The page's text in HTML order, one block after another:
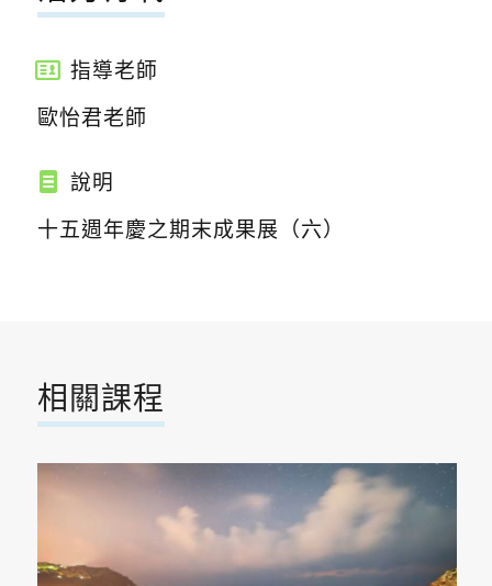
指導老師
歐怡君老師
說明
十五週年慶之期末成果展（六）
相關課程